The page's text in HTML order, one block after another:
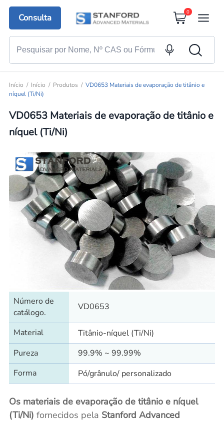
Consulta
0
Início Início Produtos
VD0653 Materiais de evaporação de titânio e
níquel (Ti/Ni)
VD0653 Materiais de evaporação de titânio e
níquel (Ti/Ni)
Número de
catálogo.
VD0653
Material
Titânio-níquel (Ti/Ni)
Pureza
99.9% ~ 99.99%
Forma
Pó/grânulo/ personalizado
Os materiais de evaporação de titânio e níquel
(Ti/Ni) fornecidos pela Stanford Advanced